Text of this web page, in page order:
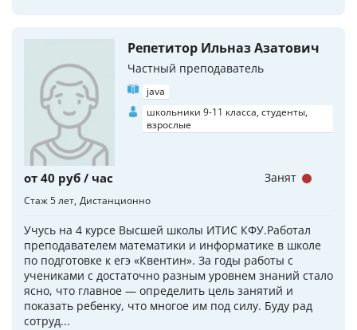
Репетитор Ильназ Азатович
Частный преподаватель
java
школьники 9-11 класса, студенты,
взрослые
от 40 руб / час
Стаж 5 лет Дистанционно
Учусь на 4 курсе Высшей школы ИТИС КФУ.Работал
преподавателем математики и информатике в школе
по подготовке к егэ «Квентин». За годы работы с
учениками с достаточно разным уровнем знаний стало
ясно, что главное — определить цель занятий и
показать ребенку, что многое им под силу. Буду рад
сотруд...
Занят